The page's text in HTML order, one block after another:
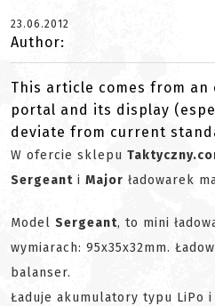
23.06.2012
Author:
This article comes from
portal and its display
deviate from current
W ofercie sklepu
Sergeant i Major ładowarek
Model Sergeant, to mini
wymiarach: 95x35x32mm.
balanser.
Ładuje akumulatory typu LiPo